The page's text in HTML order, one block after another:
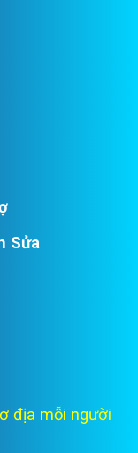
Sửa
địa mỗi người